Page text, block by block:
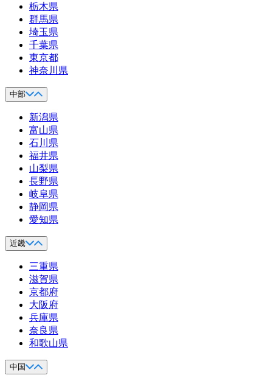
栃木県
群馬県
埼玉県
千葉県
東京都
神奈川県
中部
新潟県
富山県
石川県
福井県
山梨県
長野県
岐阜県
静岡県
愛知県
近畿
三重県
滋賀県
京都府
大阪府
兵庫県
奈良県
和歌山県
中国